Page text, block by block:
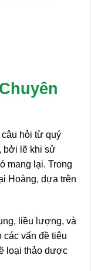
hỏi từ quý
bởi lẽ khi sử
mang lại. Trong
Hoàng, dựa trên
liều lượng, và
các vấn đề tiêu
loại thảo dược